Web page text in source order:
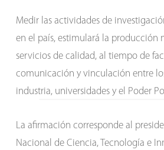
Medir las actividades de
en el país, estimulará la producción
servicios de calidad, al tiempo de
comunicación y vinculación entre
industria, universidades y el Poder
La afirmación corresponde al
Nacional de Ciencia, Tecnología e